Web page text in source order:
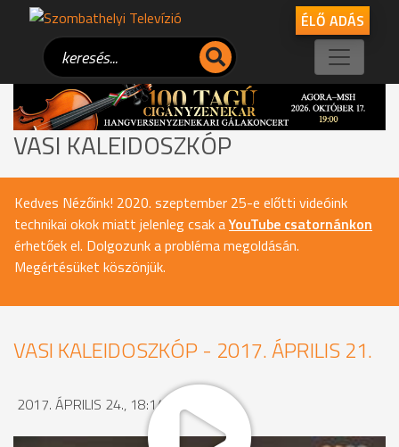
ÉLŐ ADÁS
VASI KALEIDOSZKÓP
Kedves Nézőink! 2020. szeptember 25-e előtti videóink
technikai okok miatt jelenleg csak aYouTube csatornánkon
érhetőek el. Dolgozunk a probléma megoldásán.
Megértésüket köszönjük.
VASI KALEIDOSZKÓP - 2017. ÁPRILIS 21.
2017. ÁPRILIS 24., 18:14